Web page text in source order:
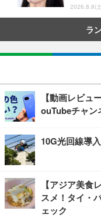
2026.8.8(
ラ
【動画レビュ
ouTubeチャン
10G光回線導
【アジア美食
スメ！タイ・
ェック